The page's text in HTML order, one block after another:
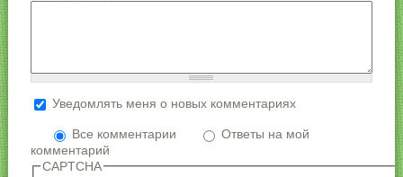
Более подробная информация о текстовых
Формат текста
Уведомлять меня о новых комментариях
Все комментарии
Ответы на мой
комментарий
CAPTCHA